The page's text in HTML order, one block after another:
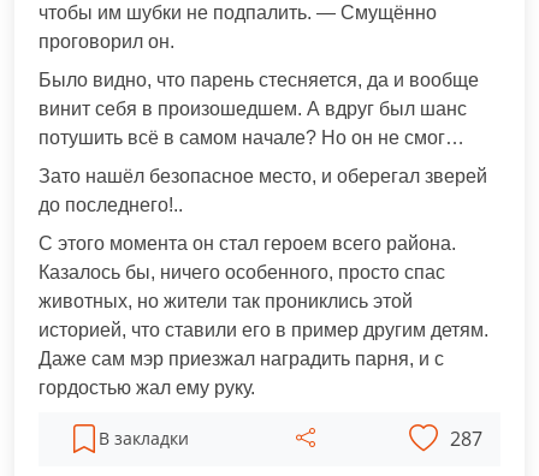
чтобы им шубки не подпалить. — Смущённо
проговорил он.
Было видно, что парень стесняется, да и вообще
винит себя в произошедшем. А вдруг был шанс
потушить всё в самом начале? Но он не смог…
Зато нашёл безопасное место, и оберегал зверей
до последнего!..
С этого момента он стал героем всего района.
Казалось бы, ничего особенного, просто спас
животных, но жители так прониклись этой
историей, что ставили его в пример другим детям.
Даже сам мэр приезжал наградить парня, и с
гордостью жал ему руку.
В закладки 287